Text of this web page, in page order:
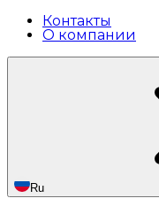
Контакты
О компании
Ru